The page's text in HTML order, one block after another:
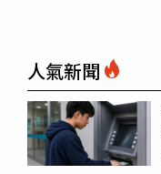
人氣新聞